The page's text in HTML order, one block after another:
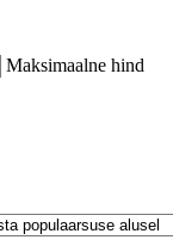
Maksimaalne hind